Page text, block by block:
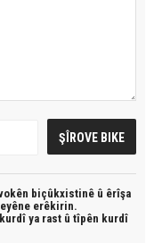
biçûkxistinê û êrîşa
erêkirin.
ya rast û tîpên kurdî